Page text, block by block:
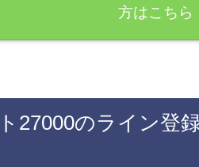
方はこちら
27000のライン登